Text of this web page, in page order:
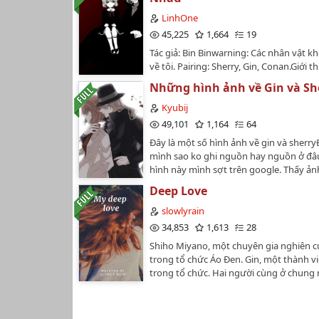
nặng nề. Vào khoảnh khắc đó, cô cũng
nhìn hắn, mấp máy môi nhẩm lòng: "Là
phải không?"…
LinhOne
45,225
1,664
19
Tác giả: Bin Binwarning: Các nhân vật
về tôi. Pairing: Sherry, Gin, Conan.Giới
cảm của Gin một sát thủ lạnh lùng
Shiho (Sherry) một thiên tài hóa học.
người lại ở 2 thế giới hoàn toàn trái
tình cảm của họ sẽ ra sao...…
Những hình ảnh về Gin và
Kyubij
49,101
1,164
64
Đây là một số hình ảnh về gin và
mình sao ko ghi nguồn hay nguồn ở
hình này mình sợt trên google. Thấy
ảnh.…
Deep Love
slowlyrain
34,853
1,613
28
Shiho Miyano, một chuyên gia nghiên
trong tổ chức Áo Đen. Gin, một thành
trong tổ chức. Hai người cùng ở chung
đổi gì về cảm xúc của hai nhân vật ?